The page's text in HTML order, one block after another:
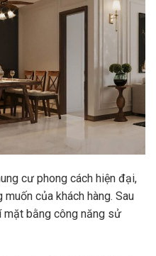
cư phong cách hiện đại,
của khách hàng. Sau
bằng công năng sử